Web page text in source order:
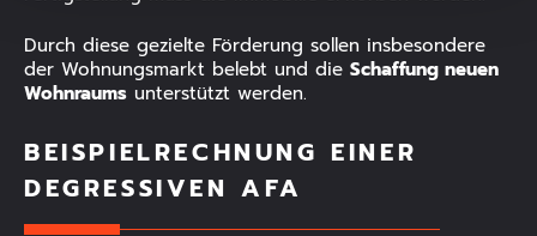
Durch diese gezielte Förderung sollen insbesondere
der Wohnungsmarkt belebt und die Schaffung neuen
Wohnraums unterstützt werden.
BEISPIELRECHNUNG EINER
DEGRESSIVEN AFA